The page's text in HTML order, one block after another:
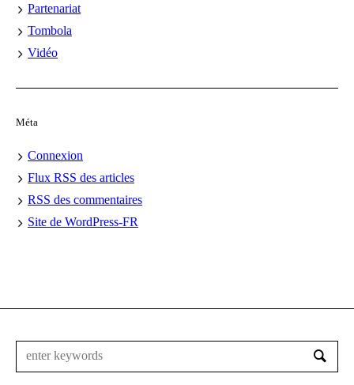
Partenariat
Tombola
Vidéo
Méta
Connexion
Flux RSS des articles
RSS des commentaires
Site de WordPress-FR